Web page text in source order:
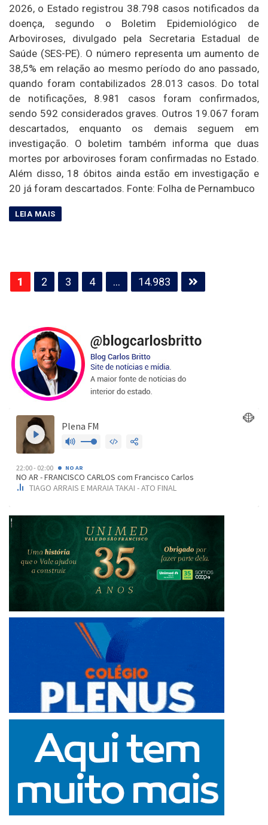
2026, o Estado registrou 38.798 casos notificados da
doença, segundo o Boletim Epidemiológico de
Arboviroses, divulgado pela Secretaria Estadual de
Saúde (SES-PE). O número representa um aumento de
38,5% em relação ao mesmo período do ano passado,
quando foram contabilizados 28.013 casos. Do total
de notificações, 8.981 casos foram confirmados,
sendo 592 considerados graves. Outros 19.067 foram
descartados, enquanto os demais seguem em
investigação. O boletim também informa que duas
mortes por arboviroses foram confirmadas no Estado.
Além disso, 18 óbitos ainda estão em investigação e
20 já foram descartados. Fonte: Folha de Pernambuco
Paginação
de
1 2 3 4 … 14.983